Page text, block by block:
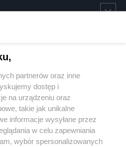
partnerów oraz inne
dostęp i
na urządzeniu oraz
takie jak unikalne
informacje wysyłane przez
w celu zapewniania
wybór spersonalizowanych